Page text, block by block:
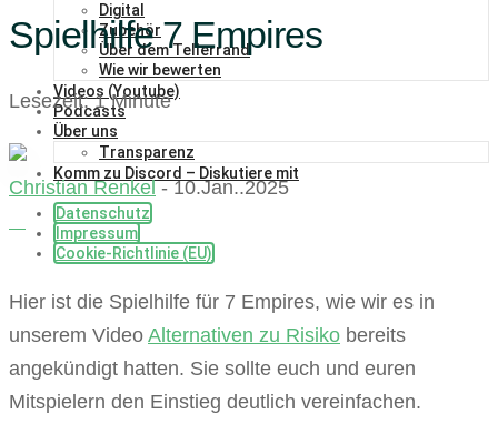
Digital
Zubehör
Über dem Tellerrand
Wie wir bewerten
Videos (Youtube)
Podcasts
Über uns
Transparenz
Komm zu Discord – Diskutiere mit
Datenschutz
Impressum
Cookie-Richtlinie (EU)
Spielhilfe 7 Empires
Lesezeit: 1 Minute
Christian Renkel- 10.Jan..2025
Hier ist die Spielhilfe für 7 Empires, wie wir es in
unserem Video Alternativen zu Risiko bereits
angekündigt hatten. Sie sollte euch und euren
Mitspielern den Einstieg deutlich vereinfachen.